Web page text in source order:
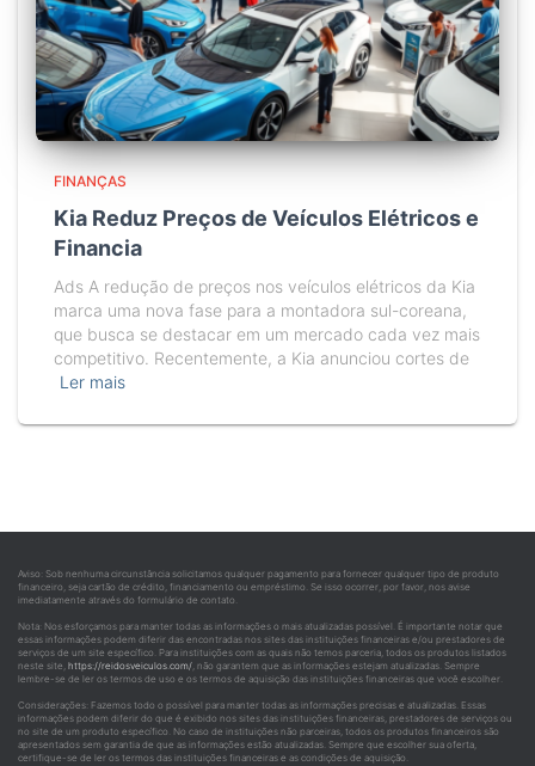
FINANÇAS
Kia Reduz Preços de Veículos Elétricos e
Financia
Ads A redução de preços nos veículos elétricos da Kia
marca uma nova fase para a montadora sul-coreana,
que busca se destacar em um mercado cada vez mais
competitivo. Recentemente, a Kia anunciou cortes de
Ler mais
Aviso: Sob nenhuma circunstância solicitamos qualquer pagamento para fornecer qualquer tipo de produto
financeiro, seja cartão de crédito, financiamento ou empréstimo. Se isso ocorrer, por favor, nos avise
imediatamente através do formulário de contato.
Nota: Nos esforçamos para manter todas as informações o mais atualizadas possível. É importante notar que
essas informações podem diferir das encontradas nos sites das instituições financeiras e/ou prestadores de
serviços de um site específico. Para instituições com as quais não temos parceria, todos os produtos listados
neste site, https://reidosveiculos.com/, não garantem que as informações estejam atualizadas. Sempre
lembre-se de ler os termos de uso e os termos de aquisição das instituições financeiras que você escolher.
Considerações: Fazemos todo o possível para manter todas as informações precisas e atualizadas. Essas
informações podem diferir do que é exibido nos sites das instituições financeiras, prestadores de serviços ou
no site de um produto específico. No caso de instituições não parceiras, todos os produtos financeiros são
apresentados sem garantia de que as informações estão atualizadas. Sempre que escolher sua oferta,
certifique-se de ler os termos das instituições financeiras e as condições de aquisição.